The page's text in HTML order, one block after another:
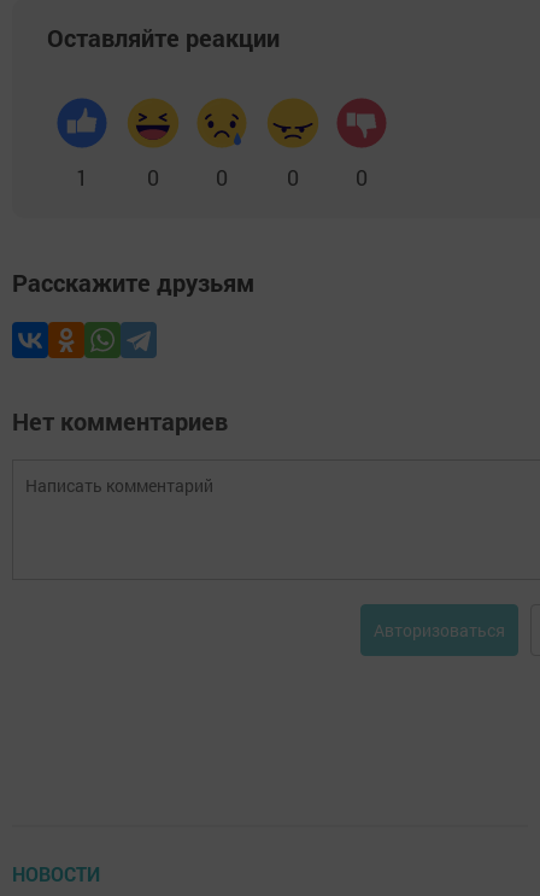
Оставляйте реакции
1 0 0 0 0
Расскажите друзьям
Нет комментариев
Авторизоваться
НОВОСТИ